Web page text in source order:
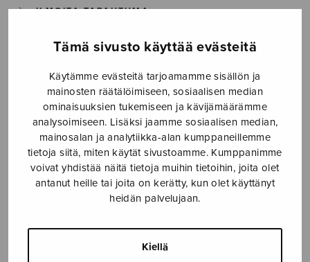
Tämä sivusto käyttää evästeitä
Käytämme evästeitä tarjoamamme sisällön ja
mainosten räätälöimiseen, sosiaalisen median
ominaisuuksien tukemiseen ja kävijämäärämme
analysoimiseen. Lisäksi jaamme sosiaalisen median,
mainosalan ja analytiikka-alan kumppaneillemme
tietoja siitä, miten käytät sivustoamme. Kumppanimme
voivat yhdistää näitä tietoja muihin tietoihin, joita olet
antanut heille tai joita on kerätty, kun olet käyttänyt
heidän palvelujaan.
Kiellä
ILMOITA TAPAHTUMA
Jäiden lähtölaulu_S3104_Sivu_02
Jäiden
lähtölaulu_S3104_Sivu_02
23.5.2025